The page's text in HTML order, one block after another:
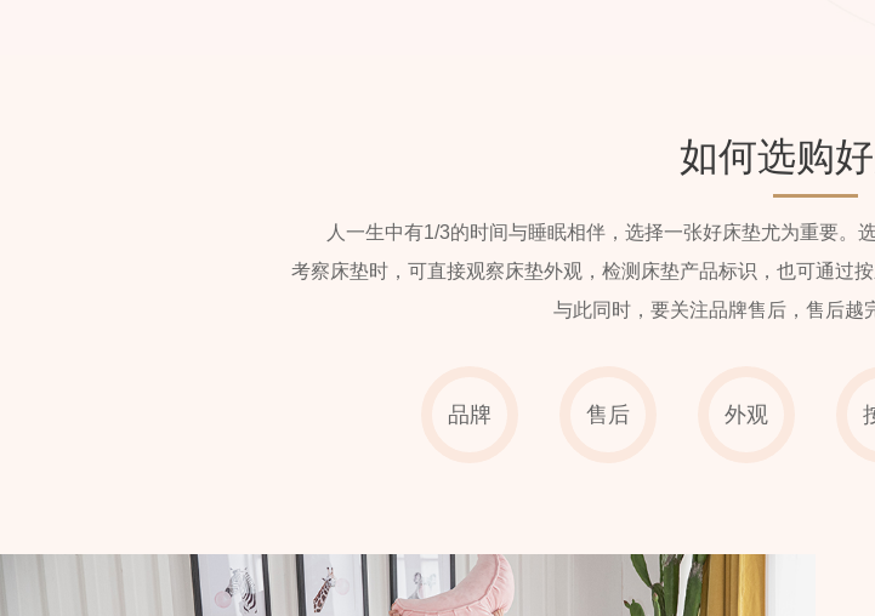
如何选购
人一生中有1/3的时间与睡眠相伴，选择一张好床垫尤为重要。
考察床垫时，可直接观察床垫外观，检测床垫产品标识，也可通过
与此同时，要关注品牌售后，售后越
品牌 售后 外观